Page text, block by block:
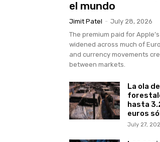
el mundo
Jimit Patel - July 28, 2026
The premium paid for
widened across much of
and currency movements
between markets.
La ola
hasta
euros
July 27,